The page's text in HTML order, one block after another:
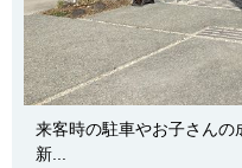
来客時の駐車やお子さんの
新...